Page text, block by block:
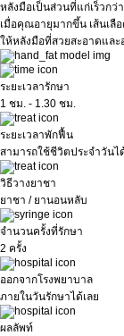
หลังมือเป็นส่วนที่แก่เร็วกว่
เมื่อคุณอายุมากขึ้น เส้นเลื
ให้หลังมือที่สวยสะอาดแล
ระยะเวลารักษา
1 ชม. - 1.30 ชม.
ระยะเวลาพักฟื้น
สามารถใช้ชีวิตประจำวัน
วิธีวางยาชา
ยาชา / ยานอนหลับ
จำนวนครั้งที่รักษา
2 ครั้ง
ออกจากโรงพยาบาล
ภายในวันรักษาได้เลย
ผลลัพท์